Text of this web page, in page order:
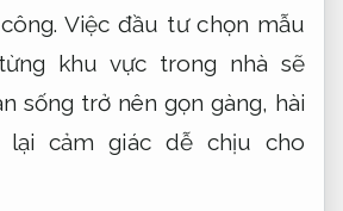
Việc đầu tư chọn mẫu
khu vực trong nhà sẽ
sống trở nên gọn gàng, hài
lại cảm giác dễ chịu cho